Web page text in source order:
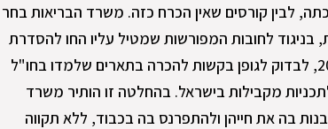
לבין קורסים שאין הכרח כזה. משרד הבריאות בחר
לחובות המפורשות שמטיל עליו החו להסדרת
העיסוק במקצועות הבריאות, התשס"ח-2008, לבדוק לגופן בקשות להכרה בתארים שלמדו בחו"ל
מקבילות בישראל. בהחלטה זו הותיר משרד
בה את חייהן ולהתפרנס בה בכבוד, ללא תקווה